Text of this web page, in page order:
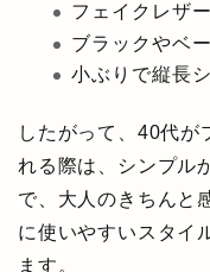
フェイクレザ
ブラックやベ
小ぶりで縦長
したがって、40代が
れる際は、シンプル
で、大人のきちんと
に使いやすいスタイ
ます。